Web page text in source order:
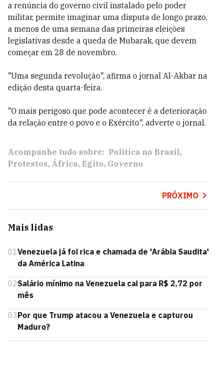
a renúncia do governo civil instalado pelo poder
militar, permite imaginar uma disputa de longo prazo,
a menos de uma semana das primeiras eleições
legislativas desde a queda de Mubarak, que devem
começar em 28 de novembro.
"Uma segunda revolução", afirma o jornal Al-Akbar na
edição desta quarta-feira.
"O mais perigoso que pode acontecer é a deterioração
da relação entre o povo e o Exército", adverte o jornal.
Acompanhe tudo sobre: Política no Brasil
Protestos África Egito Governo
PRÓXIMO
Mais lidas
01Venezuela já foi rica e chamada de 'Arábia Saudita'
da América Latina
02Salário mínimo na Venezuela cai para R$ 2,72 por
mês
03Por que Trump atacou a Venezuela e capturou
Maduro?